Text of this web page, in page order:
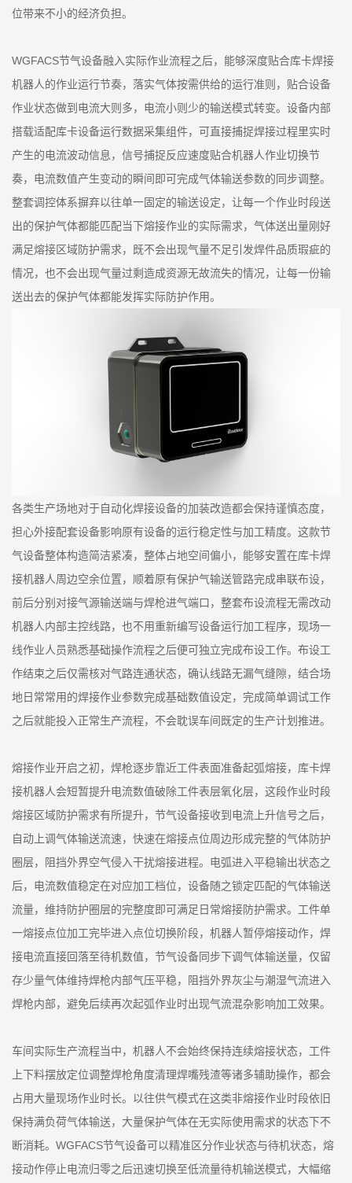
位带来不小的经济负担。
WGFACS节气设备融入实际作业流程之后，能够深度贴合库卡焊接
机器人的作业运行节奏，落实气体按需供给的运行准则，贴合设备
作业状态做到电流大则多，电流小则少的输送模式转变。设备内部
搭载适配库卡设备运行数据采集组件，可直接捕捉焊接过程里实时
产生的电流波动信息，信号捕捉反应速度贴合机器人作业切换节
奏，电流数值产生变动的瞬间即可完成气体输送参数的同步调整。
整套调控体系摒弃以往单一固定的输送设定，让每一个作业时段送
出的保护气体都能匹配当下熔接作业的实际需求，气体送出量刚好
满足熔接区域防护需求，既不会出现气量不足引发焊件品质瑕疵的
情况，也不会出现气量过剩造成资源无故流失的情况，让每一份输
送出去的保护气体都能发挥实际防护作用。
各类生产场地对于自动化焊接设备的加装改造都会保持谨慎态度，
担心外接配套设备影响原有设备的运行稳定性与加工精度。这款节
气设备整体构造简洁紧凑，整体占地空间偏小，能够安置在库卡焊
接机器人周边空余位置，顺着原有保护气输送管路完成串联布设，
前后分别对接气源输送端与焊枪进气端口，整套布设流程无需改动
机器人内部主控线路，也不用重新编写设备运行加工程序，现场一
线作业人员熟悉基础操作流程之后便可独立完成布设工作。布设工
作结束之后仅需核对气路连通状态，确认线路无漏气缝隙，结合场
地日常常用的焊接作业参数完成基础数值设定，完成简单调试工作
之后就能投入正常生产流程，不会耽误车间既定的生产计划推进。
熔接作业开启之初，焊枪逐步靠近工件表面准备起弧熔接，库卡焊
接机器人会短暂提升电流数值破除工件表层氧化层，这段作业时段
熔接区域防护需求有所提升，节气设备接收到电流上升信号之后，
自动上调气体输送流速，快速在熔接点位周边形成完整的气体防护
圈层，阻挡外界空气侵入干扰熔接进程。电弧进入平稳输出状态之
后，电流数值稳定在对应加工档位，设备随之锁定匹配的气体输送
流量，维持防护圈层的完整度即可满足日常熔接防护需求。工件单
一熔接点位加工完毕进入点位切换阶段，机器人暂停熔接动作，焊
接电流直接回落至待机数值，节气设备同步下调气体输送量，仅留
存少量气体维持焊枪内部气压平稳，阻挡外界灰尘与潮湿气流进入
焊枪内部，避免后续再次起弧作业时出现气流混杂影响加工效果。
车间实际生产流程当中，机器人不会始终保持连续熔接状态，工件
上下料摆放定位调整焊枪角度清理焊嘴残渣等诸多辅助操作，都会
占用大量现场作业时长。以往供气模式在这类非熔接作业时段依旧
保持满负荷气体输送，大量保护气体在无实际使用需求的状态下不
断消耗。WGFACS节气设备可以精准区分作业状态与待机状态，熔
接动作停止电流归零之后迅速切换至低流量待机输送模式，大幅缩